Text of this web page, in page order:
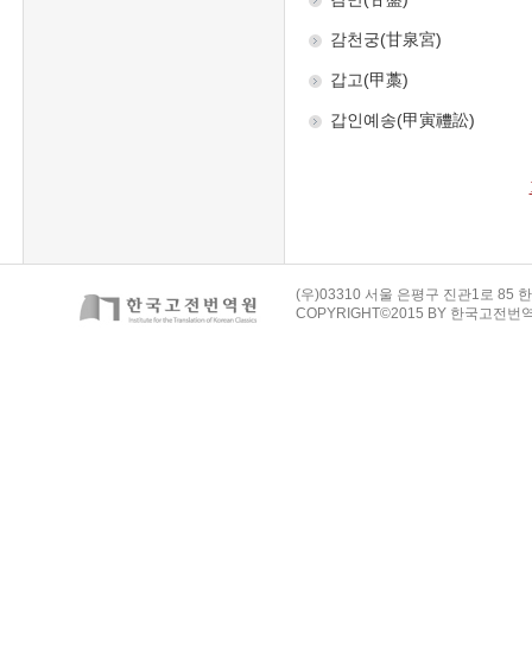
(우)03310 서울 은평구 진관1로 85
COPYRIGHT©2015 BY 한국고전번